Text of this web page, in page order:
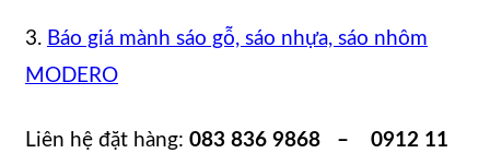
3. Báo giá mành sáo gỗ, sáo nhựa, sáo nhôm
MODERO
Liên hệ đặt hàng: 083 836 9868 – 0912 11